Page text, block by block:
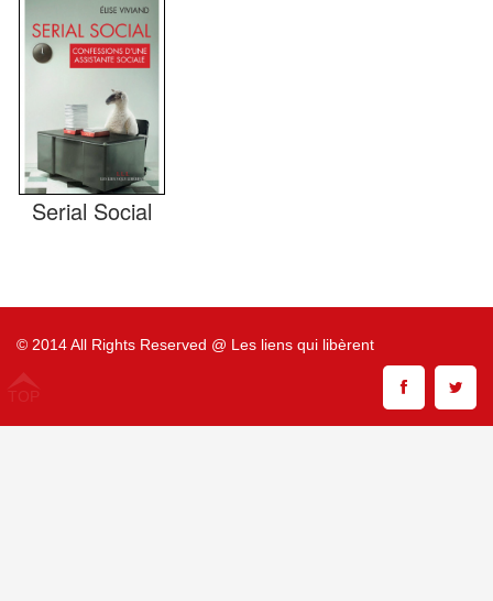
Serial Social
© 2014 All Rights Reserved @ Les liens qui libèrent
TOP